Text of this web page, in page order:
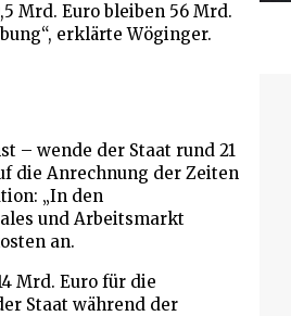
Mrd. Euro bleiben 56 Mrd.
erklärte Wöginger.
– wende der Staat rund 21
die Anrechnung der Zeiten
„In den
und Arbeitsmarkt
an.
Mrd. Euro für die
Staat während der